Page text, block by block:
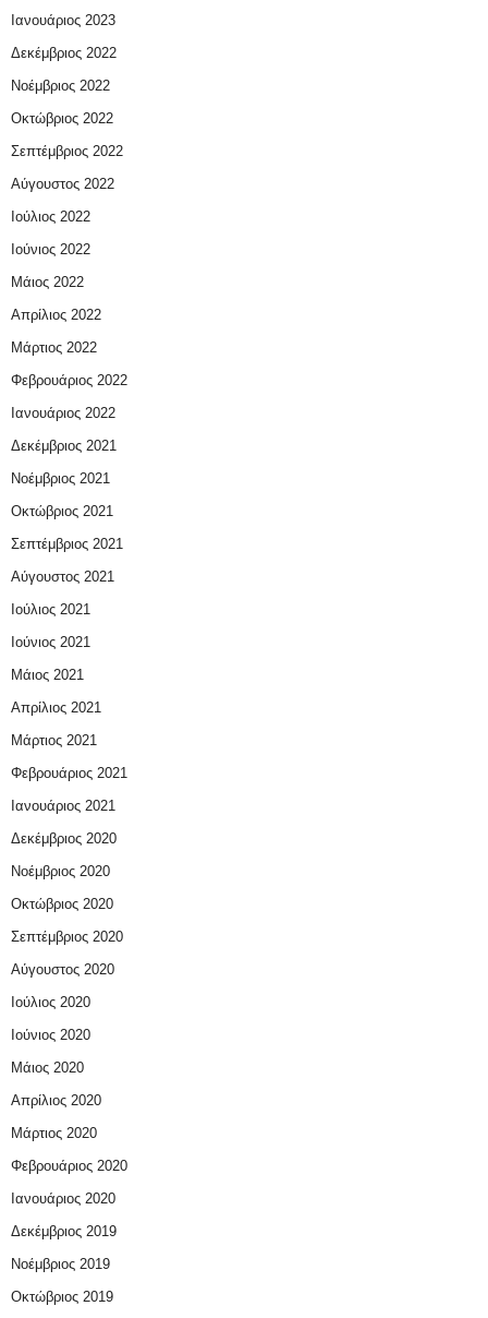
Ιανουάριος 2023
Δεκέμβριος 2022
Νοέμβριος 2022
Οκτώβριος 2022
Σεπτέμβριος 2022
Αύγουστος 2022
Ιούλιος 2022
Ιούνιος 2022
Μάιος 2022
Απρίλιος 2022
Μάρτιος 2022
Φεβρουάριος 2022
Ιανουάριος 2022
Δεκέμβριος 2021
Νοέμβριος 2021
Οκτώβριος 2021
Σεπτέμβριος 2021
Αύγουστος 2021
Ιούλιος 2021
Ιούνιος 2021
Μάιος 2021
Απρίλιος 2021
Μάρτιος 2021
Φεβρουάριος 2021
Ιανουάριος 2021
Δεκέμβριος 2020
Νοέμβριος 2020
Οκτώβριος 2020
Σεπτέμβριος 2020
Αύγουστος 2020
Ιούλιος 2020
Ιούνιος 2020
Μάιος 2020
Απρίλιος 2020
Μάρτιος 2020
Φεβρουάριος 2020
Ιανουάριος 2020
Δεκέμβριος 2019
Νοέμβριος 2019
Οκτώβριος 2019